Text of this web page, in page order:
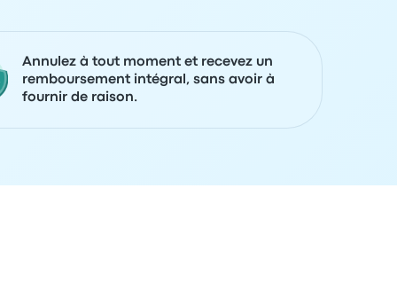
Annulez à tout moment et recevez un
remboursement intégral, sans avoir à
fournir de raison.